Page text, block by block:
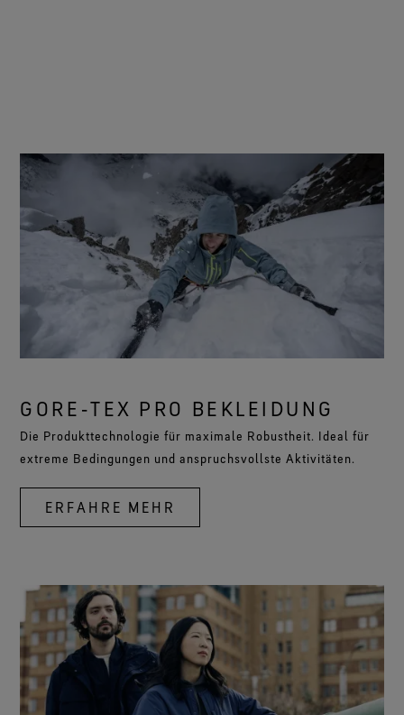
GORE‑TEX PRO BEKLEIDUNG
Die Produkttechnologie für maximale Robustheit. Ideal für
extreme Bedingungen und anspruchsvollste Aktivitäten.
ERFAHRE MEHR